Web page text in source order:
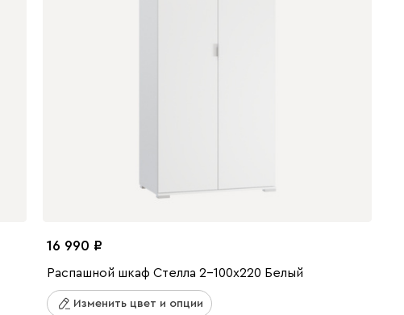
16 990
Распашной шкаф Стелла 2-100x220 Белый
Изменить цвет и опции